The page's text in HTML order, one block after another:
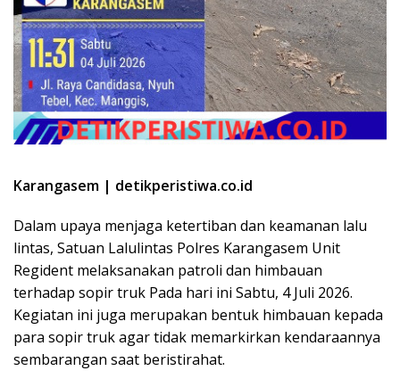
Karangasem | detikperistiwa.co.id
Dalam upaya menjaga ketertiban dan keamanan lalu
lintas, Satuan Lalulintas Polres Karangasem Unit
Regident melaksanakan patroli dan himbauan
terhadap sopir truk Pada hari ini Sabtu, 4 Juli 2026.
Kegiatan ini juga merupakan bentuk himbauan kepada
para sopir truk agar tidak memarkirkan kendaraannya
sembarangan saat beristirahat.